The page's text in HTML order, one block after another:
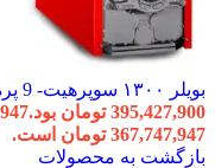
بویلر ۱۳۰۰ سوپرهیت- 9 پره
395,427,900 تومان بود.
367,747,947 تومان است.
بازگشت به محصولات